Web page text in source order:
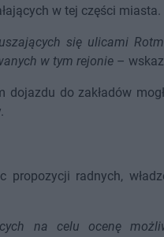
w tej części miasta.
się ulicami
w tym rejonie –
dojazdu do zakładów
propozycji radnych,
na celu ocenę